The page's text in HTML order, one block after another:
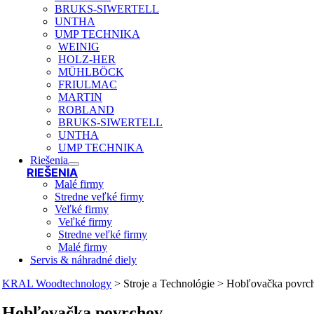
BRUKS-SIWERTELL
UNTHA
UMP TECHNIKA
WEINIG
HOLZ-HER
MÜHLBÖCK
FRIULMAC
MARTIN
ROBLAND
BRUKS-SIWERTELL
UNTHA
UMP TECHNIKA
Riešenia
RIEŠENIA
Malé firmy
Stredne veľké firmy
Veľké firmy
Veľké firmy
Stredne veľké firmy
Malé firmy
Servis & náhradné diely
KRAL Woodtechnology > Stroje a Technológie > Hobľovačka